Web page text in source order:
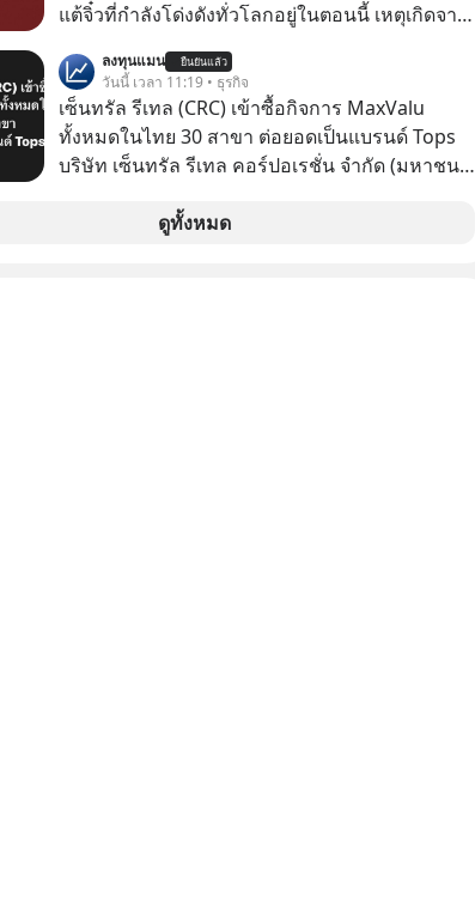
แต้จิ๋วที่กำลังโด่งดังทั่วโลกอยู่ในตอนนี้ เหตุเกิดจาก
อยากดูมาก ด้วยเพราะว่าอากงก็มาจากเมืองจีน ป๊า
ก็พูดแต้จิ๋วได้ มีเรื่องราวมีความผูกพันที่ได้ยินตั้งแต่
เด็ก
ลงทุนแมน ยืนยันแล้ว
วันนี้ เวลา 11:19 • ธุรกิจ
เซ็นทรัล รีเทล (CRC) เข้าซื้อกิจการ MaxValu
ทั้งหมดในไทย 30 สาขา ต่อยอดเป็นแบรนด์ Tops
บริษัท เซ็นทรัล รีเทล คอร์ปอเรชั่น จำกัด (มหาชน)
ฟู้ด รีเทล จำกัด (CFR) ซึ่งเป็นบริษัทย่อยที่ CRC ถือ
ดูทั้งหมด